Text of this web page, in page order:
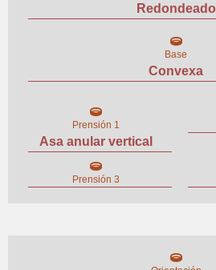
Redondeado
Base
Convexa
Prensión 1
Asa anular vertical
Prensión 3